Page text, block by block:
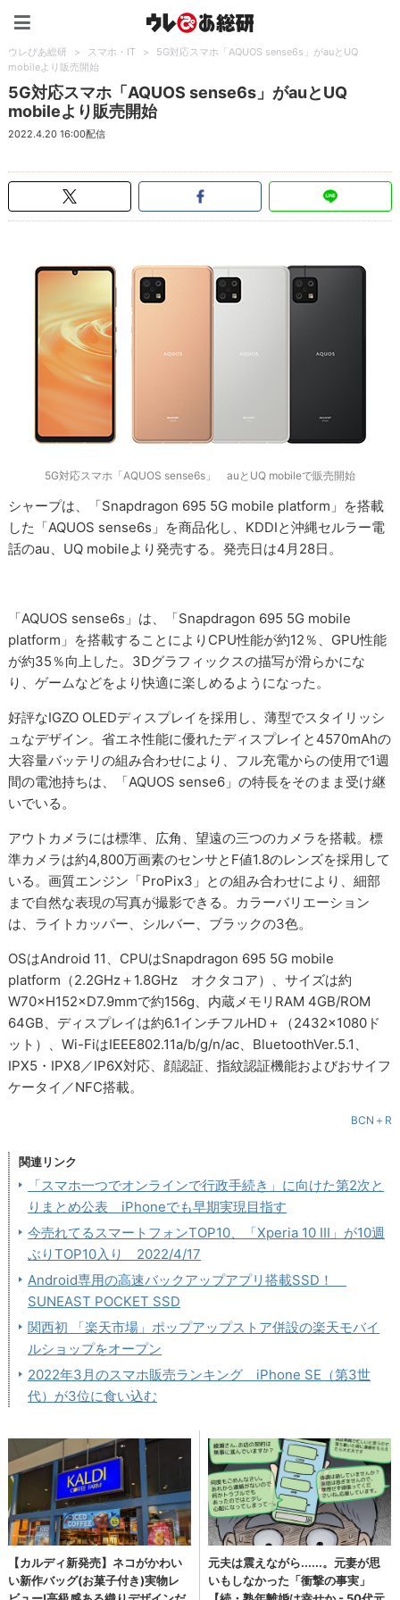
ウレぴあ総研 > スマホ・IT >
5G対応スマホ「AQUOS sense6s」がauとUQ
mobileより販売開始
5G対応スマホ「AQUOS sense6s」がauとUQ
mobileより販売開始
2022.4.20 16:00配信
5G対応スマホ「AQUOS sense6s」 auとUQ mobileで販売開始
シャープは、「Snapdragon 695 5G mobile platform」を搭載
した「AQUOS sense6s」を商品化し、KDDIと沖縄セルラー電
話のau、UQ mobileより発売する。発売日は4月28日。
「AQUOS sense6s」は、「Snapdragon 695 5G mobile
platform」を搭載することによりCPU性能が約12％、GPU性能
が約35％向上した。3Dグラフィックスの描写が滑らかにな
り、ゲームなどをより快適に楽しめるようになった。
好評なIGZO OLEDディスプレイを採用し、薄型でスタイリッシ
ュなデザイン。省エネ性能に優れたディスプレイと4570mAhの
大容量バッテリの組み合わせにより、フル充電からの使用で1週
間の電池持ちは、「AQUOS sense6」の特長をそのまま受け継
いでいる。
アウトカメラには標準、広角、望遠の三つのカメラを搭載。標
準カメラは約4,800万画素のセンサとF値1.8のレンズを採用して
いる。画質エンジン「ProPix3」との組み合わせにより、細部
まで自然な表現の写真が撮影できる。カラーバリエーション
は、ライトカッパー、シルバー、ブラックの3色。
OSはAndroid 11、CPUはSnapdragon 695 5G mobile
platform（2.2GHz＋1.8GHz オクタコア）、サイズは約
W70×H152×D7.9mmで約156g、内蔵メモリRAM 4GB/ROM
64GB、ディスプレイは約6.1インチフルHD＋（2432×1080ド
ット）、Wi-FiはIEEE802.11a/b/g/n/ac、BluetoothVer.5.1、
IPX5・IPX8／IP6X対応、顔認証、指紋認証機能およびおサイフ
ケータイ／NFC搭載。
BCN＋R
関連リンク
「スマホ一つでオンラインで行政手続き」に向けた第2次と
りまとめ公表 iPhoneでも早期実現目指す
今売れてるスマートフォンTOP10、「Xperia 10 III」が10週
ぶりTOP10入り 2022/4/17
Android専用の高速バックアップアプリ搭載SSD！
SUNEAST POCKET SSD
関西初 「楽天市場」ポップアップストア併設の楽天モバイ
ルショップをオープン
2022年3月のスマホ販売ランキング iPhone SE（第3世
代）が3位に食い込む